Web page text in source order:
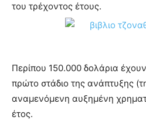
του τρέχοντος έτους.
Περίπου 150.000 δολάρια
πρώτο στάδιο της ανάπτυξης
αναμενόμενη αυξημένη
έτος.